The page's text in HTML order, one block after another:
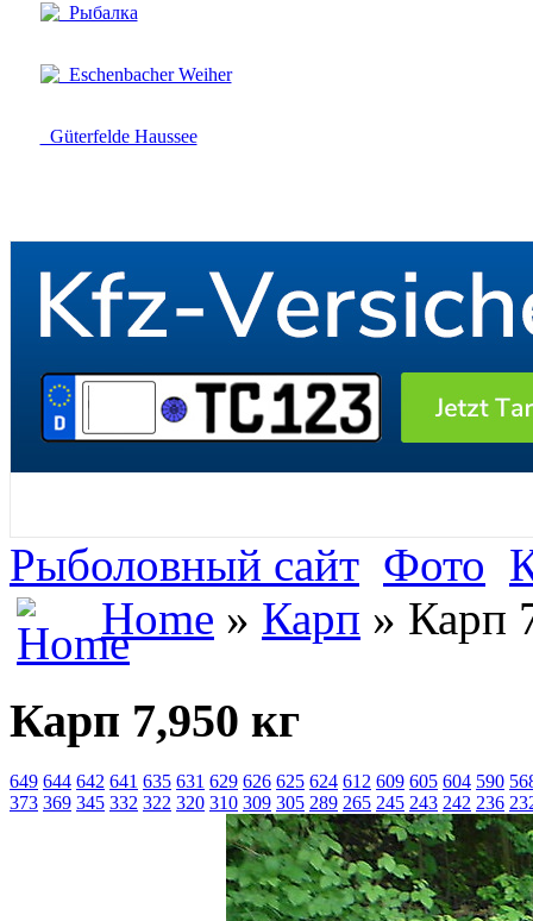
Рыбалка
Eschenbacher Weiher
Güterfelde Haussee
Рыболовный сайт Фото
Home » Карп » Карп
Карп 7,950 кг
649 644 642 641 635 631 629 626 625 624 612 609 605 604 590
373 369 345 332 322 320 310 309 305 289 265 245 243 242 236